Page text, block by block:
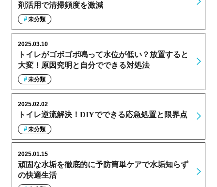
剤活用で清掃頻度を激減
未分類
トイレがゴボゴボ鳴って水位が低い？放置すると
大変！原因究明と自分でできる対処法
2025.03.10
未分類
トイレ逆流解決！DIYでできる応急処置と限界点
2025.02.02
未分類
頑固な水垢を徹底的に予防簡単ケアで水垢知らず
の快適生活
2025.01.15